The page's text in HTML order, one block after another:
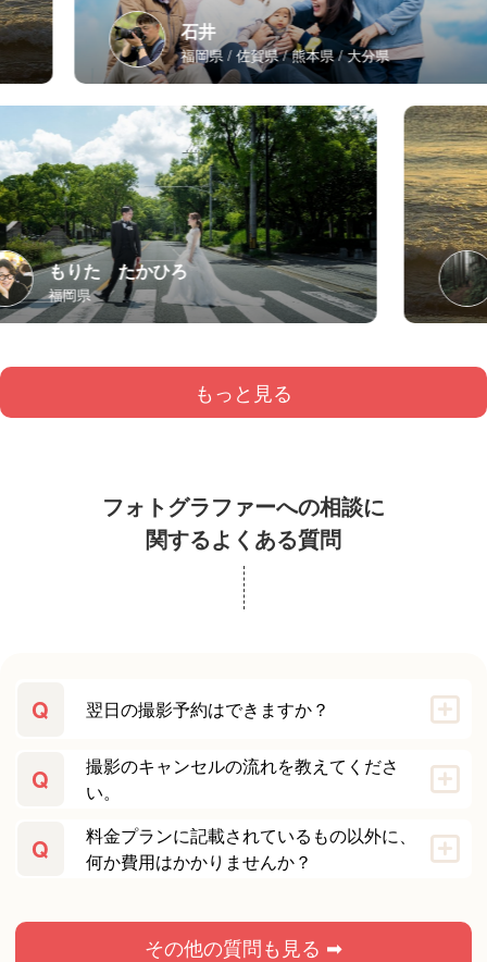
石井
福岡県 佐賀県 熊本県 大分県
もりた たかひろ
福岡県
もっと見る
フォトグラファーへの相談に
関するよくある質問
Q 翌日の撮影予約はできますか？
Q
撮影のキャンセルの流れを教えてくださ
い。
Q
料金プランに記載されているもの以外に、
何か費用はかかりませんか？
その他の質問も見る ➡